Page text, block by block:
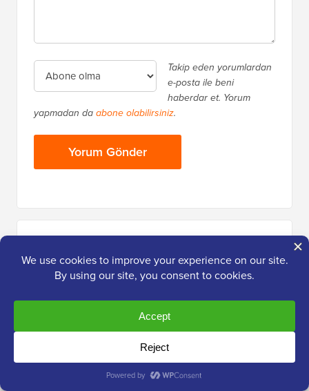
Takip eden yorumlardan
e-posta ile beni
haberdar et. Yorum
yapmadan daabone olabilirsiniz.
Birincil
Kenar
Çubuğu
WPBeginner'dan taze içerik alın